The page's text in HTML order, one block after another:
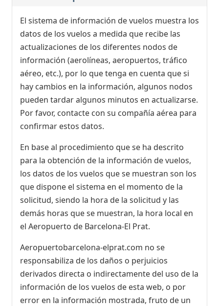
El sistema de información de vuelos muestra los
datos de los vuelos a medida que recibe las
actualizaciones de los diferentes nodos de
información (aerolíneas, aeropuertos, tráfico
aéreo, etc.), por lo que tenga en cuenta que si
hay cambios en la información, algunos nodos
pueden tardar algunos minutos en actualizarse.
Por favor, contacte con su compañía aérea para
confirmar estos datos.
En base al procedimiento que se ha descrito
para la obtención de la información de vuelos,
los datos de los vuelos que se muestran son los
que dispone el sistema en el momento de la
solicitud, siendo la hora de la solicitud y las
demás horas que se muestran, la hora local en
el Aeropuerto de Barcelona-El Prat.
Aeropuertobarcelona-elprat.com no se
responsabiliza de los daños o perjuicios
derivados directa o indirectamente del uso de la
información de los vuelos de esta web, o por
error en la información mostrada, fruto de un